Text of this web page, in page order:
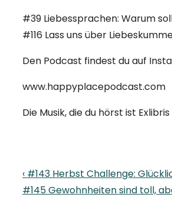
#39 Liebessprachen: Warum
#116 Lass uns über
Den Podcast findest du auf
www.happyplacepodcast.com
Die Musik, die du hörst ist
Previous
Post
‹ #143 Herbst Challenge:
Next
#145 Gewohnheiten sind toll,